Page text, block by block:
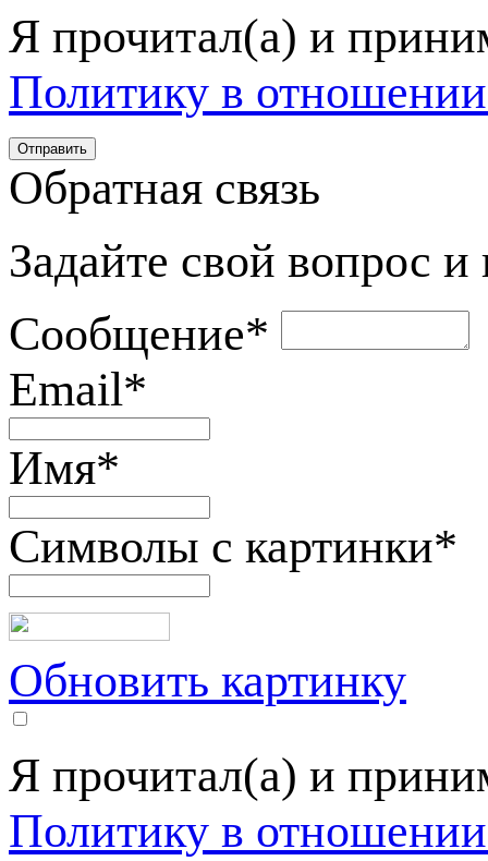
Я прочитал(а) и
Политику в
Обратная связь
Задайте свой вопрос
Сообщение*
Email*
Имя*
Символы с картинки*
Обновить картинку
Я прочитал(а) и
Политику в